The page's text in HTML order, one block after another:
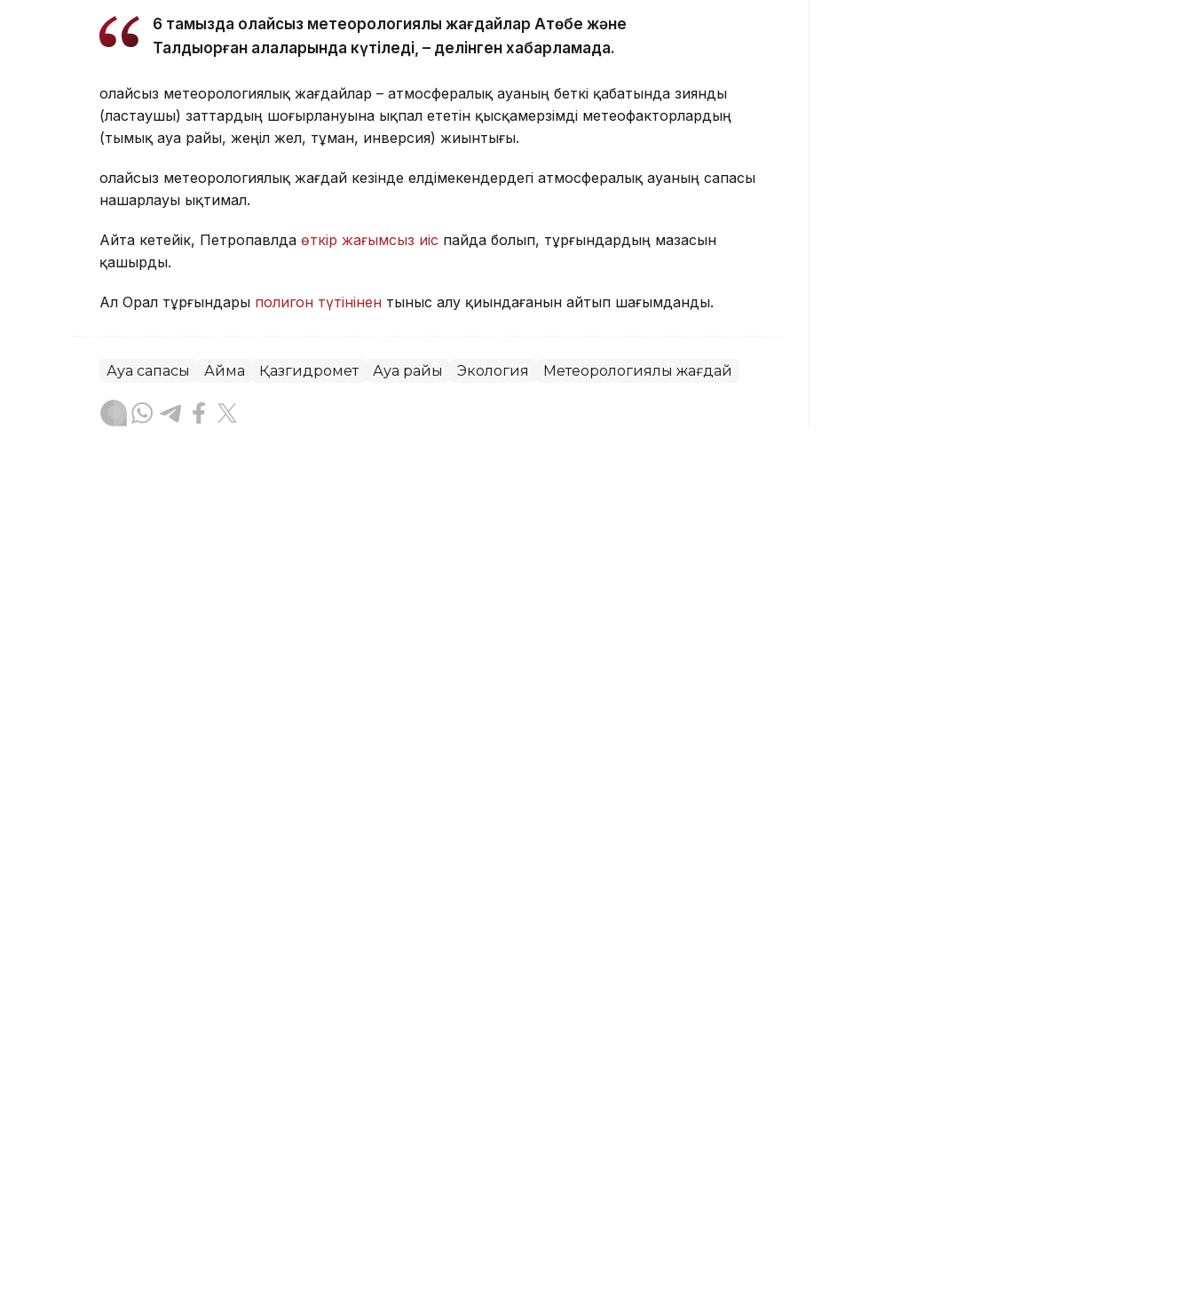
6 тамызда қолайсыз метеорологиялық жағдайлар Ақтөбе және
Талдықорған қалаларында күтіледі, – делінген хабарламада.
Қолайсыз метеорологиялық жағдайлар – атмосфералық ауаның беткі қабатында зиянды
(ластаушы) заттардың шоғырлануына ықпал ететін қысқамерзімді метеофакторлардың
(тымық ауа райы, жеңіл жел, тұман, инверсия) жиынтығы.
Қолайсыз метеорологиялық жағдай кезінде елдімекендердегі атмосфералық ауаның сапасы
нашарлауы ықтимал.
Айта кетейік, Петропавлда өткір жағымсыз иіс пайда болып, тұрғындардың мазасын
қашырды.
Ал Орал тұрғындары полигон түтінінен тыныс алу қиындағанын айтып шағымданды.
Ауа сапасы Аймақ Қазгидромет Ауа райы Экология Метеорологиялық жағдай